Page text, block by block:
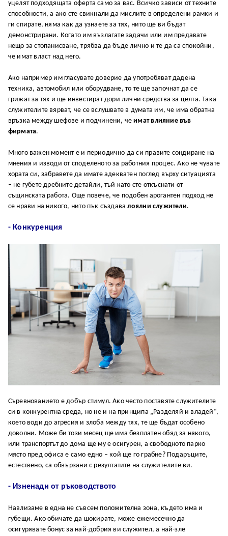
уцелят подходящата оферта само за вас. Всичко зависи от техните
способности, а ако сте свикнали да мислите в определени рамки и
ги спирате, няма как да узнаете за тях, нито ще ви бъдат
демонстрирани. Когато им възлагате задачи или им предавате
нещо за стопанисване, трябва да бъде лично и те да са спокойни,
че имат власт над него.
Ако например им гласувате доверие да употребяват дадена
техника, автомобил или оборудване, то те ще започнат да се
грижат за тях и ще инвестират дори лични средства за целта. Така
служителите вярват, че се вслушвате в думата им, че има обратна
връзка между шефове и подчинени, чеимат влияние във
фирмата.
Много важен момент е и периодично да си правите сондиране на
мнения и изводи от споделеното за работния процес. Ако не чувате
хората си, забравете да имате адекватен поглед върху ситуацията
– не губете дребните детайли, тъй като сте откъснати от
същинската работа. Още повече, че подобен арогантен подход не
се нрави на никого, нито пък създавалоялни служители.
- Конкуренция
Съревнованието е добър стимул. Ако често поставяте служителите
си в конкурентна среда, но не и на принципа „Разделяй и владей“,
което води до агресия и злоба между тях, те ще бъдат особено
доволни. Може би този месец ще има безплатен обяд за някого,
или транспортът до дома ще му е осигурен, а свободното парко
място пред офиса е само едно – кой ще го грабне? Подаръците,
естествено, са обвързани с резултатите на служителите ви.
- Изненади от ръководството
Навлизаме в една не съвсем положителна зона, където има и
губещи. Ако обичате да шокирате, може ежемесечно да
осигурявате бонус за най-добрия ви служител, а най-зле